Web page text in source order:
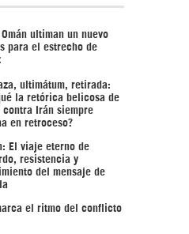
Omán ultiman un nuevo
para el estrecho de
ultimátum, retirada:
la retórica belicosa de
contra Irán siempre
en retroceso?
El viaje eterno de
resistencia y
del mensaje de
el ritmo del conflicto